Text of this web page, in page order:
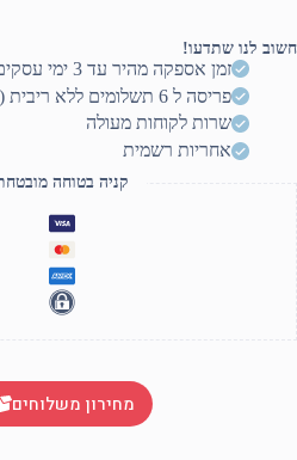
רגל
חשוב לנו שתדעו!
זמן אספקה מהיר עד 3 ימי עסקים
פריסה ל 6 תשלומים ללא ריבית (יותר? דברו איתנו)
שרות לקוחות מעולה
אחריות רשמית
קניה בטוחה
מחירון משלוחים